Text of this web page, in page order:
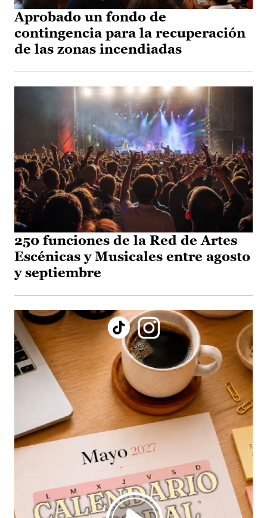
Aprobado un fondo de
contingencia para la recuperación
de las zonas incendiadas
250 funciones de la Red de Artes
Escénicas y Musicales entre agosto
y septiembre